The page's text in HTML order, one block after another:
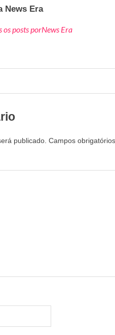
News Era
os posts porNews Era
publicado. Campos